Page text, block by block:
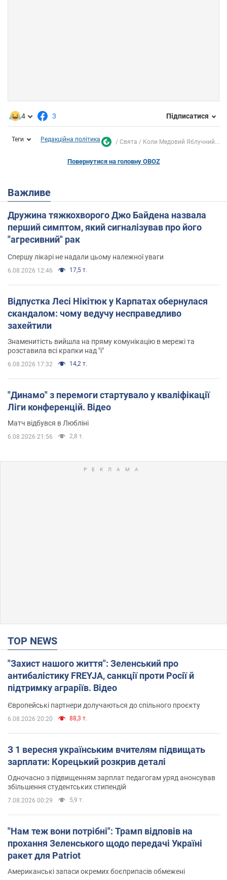
4 3 Підписатися
Теги Редакційна політика Свята Коли Медовий Яблучний...
Повернутися на головну OBOZ
Важливе
Дружина тяжкохворого Джо Байдена назвала
перший симптом, який сигналізував про його
"агресивний" рак
Спершу лікарі не надали цьому належної уваги
6.08.2026 12:46 17,5 т.
Відпустка Лесі Нікітюк у Карпатах обернулася
скандалом: чому ведучу несправедливо
захейтили
Знаменитість вийшла на пряму комунікацію в мережі та
розставила всі крапки над "і"
6.08.2026 17:32 14,2 т.
"Динамо" з перемоги стартувало у кваліфікації
Ліги конференцій. Відео
Матч відбувся в Любліні
6.08.2026 21:56 2,8 т.
TOP NEWS
"Захист нашого життя": Зеленський про
антибалістику FREYJA, санкції проти Росії й
підтримку аграріїв. Відео
Європейські партнери долучаються до спільного проєкту
6.08.2026 20:20 88,3 т.
З 1 вересня українським вчителям підвищать
зарплати: Корецький розкрив деталі
Одночасно з підвищенням зарплат педагогам уряд анонсував
збільшення студентських стипендій
7.08.2026 00:29 5,9 т.
"Нам теж вони потрібні": Трамп відповів на
прохання Зеленського щодо передачі Україні
ракет для Patriot
Американські запаси окремих боєприпасів обмежені